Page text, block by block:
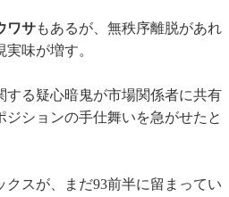
ワサもあるが、無秩序離脱があれ
味が増す。
る疑心暗鬼が市場関係者に共有
ジションの手仕舞いを急がせたと
スが、まだ93前半に留まってい